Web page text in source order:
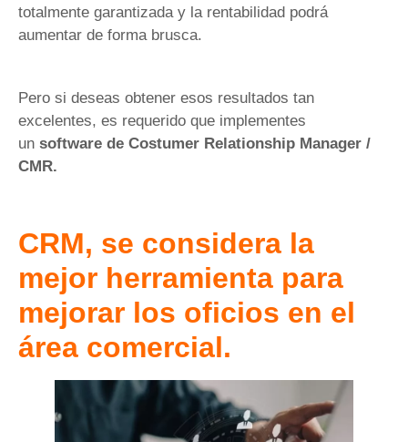
totalmente garantizada y la rentabilidad podrá
aumentar de forma brusca.
Pero si deseas obtener esos resultados tan
excelentes, es requerido que implementes
un software de Costumer Relationship Manager /
CMR.
CRM, se considera la
mejor herramienta para
mejorar los oficios en el
área comercial.